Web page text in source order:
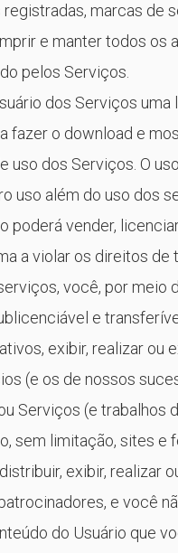
marcas de
e manter todos os
pelos Serviços.
dos Serviços uma
fazer o download e
uso dos Serviços. O
uso além do uso dos
vender,
a violar os direitos de
você, por meio
e
exibir, realizar ou
(e os de nossos
Serviços (e trabalhos
sem limitação, sites e
exibir, realizar
e você
do Usuário que